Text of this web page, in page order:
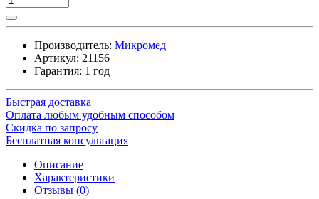
Производитель: Микромед
Артикул: 21156
Гарантия: 1 год
Быстрая доставка
Оплата любым удобным способом
Скидка по запросу
Бесплатная консультация
Описание
Характеристики
Отзывы (0)